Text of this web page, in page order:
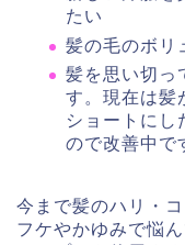
たい
髪の毛のボリ
髪を思い切っ
す。現在は髪
ショートにし
ので改善中で
今まで髪のハリ・
フケやかゆみで悩